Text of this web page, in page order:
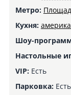
Метро:
Кухня:
Шоу-
Настольные
VIP:Есть
Парковка:Есть